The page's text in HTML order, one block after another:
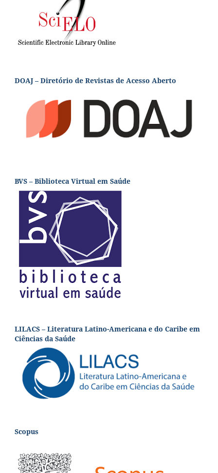
DOAJ – Diretório de Revistas de Acesso Aberto
BVS – Biblioteca Virtual em Saúde
LILACS – Literatura Latino-Americana e do Caribe em
Ciências da Saúde
Scopus